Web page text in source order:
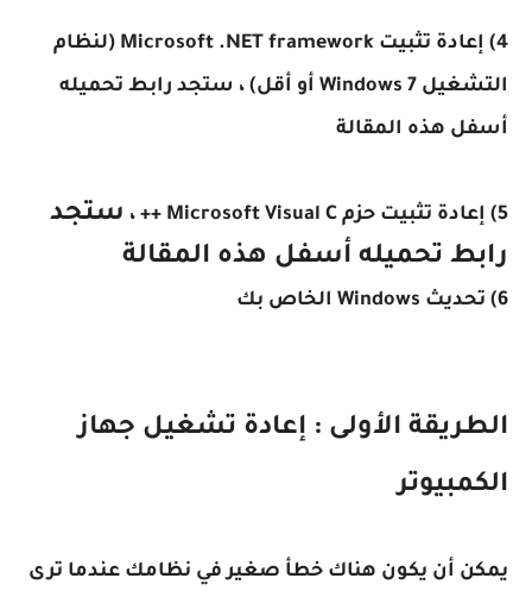
4) إعادة تثبيت Microsoft .NET framework (لنظام
التشغيل Windows 7 أو أقل) ، ستجد رابط تحميله
أسفل هذه المقالة
5) إعادة تثبيت حزم Microsoft Visual C ++ ،
ستجد
رابط تحميله أسفل هذه المقالة
6) تحديث Windows الخاص بك
الطريقة الأولى : إعادة تشغيل جهاز
الكمبيوتر
يمكن أن يكون هناك خطأ صغير في نظامك عندما ترى